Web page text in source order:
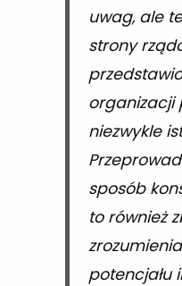
uwag, ale
strony
organizacji
niezwykle
sposób
to również
potencjału